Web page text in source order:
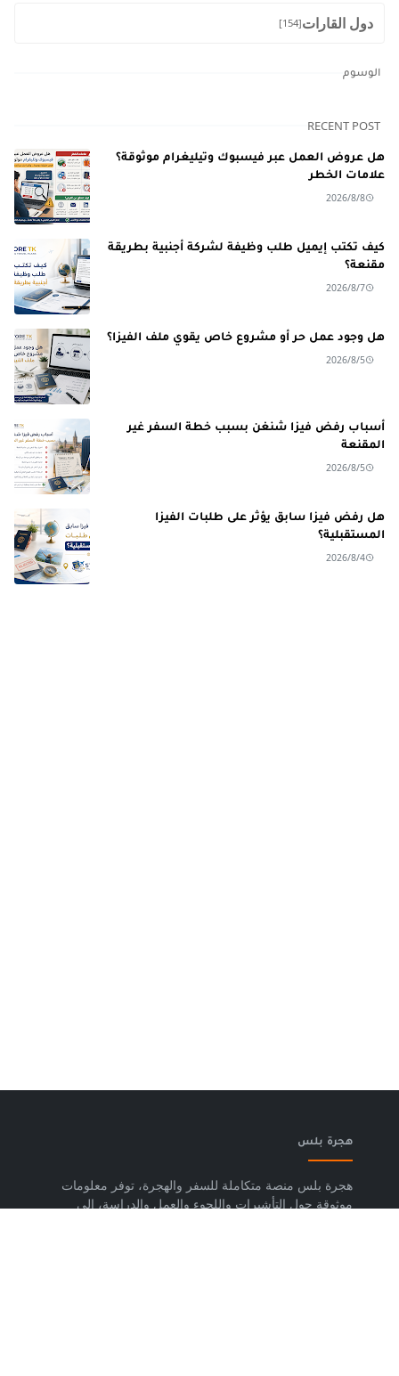
دول القارات[154]
الوسوم
RECENT POST
هل عروض العمل عبر فيسبوك وتيليغرام موثوقة؟
علامات الخطر
2026/8/8
كيف تكتب إيميل طلب وظيفة لشركة أجنبية بطريقة
مقنعة؟
2026/8/7
هل وجود عمل حر أو مشروع خاص يقوي ملف الفيزا؟
2026/8/5
أسباب رفض فيزا شنغن بسبب خطة السفر غير
المقنعة
2026/8/5
هل رفض فيزا سابق يؤثر على طلبات الفيزا
المستقبلية؟
2026/8/4
هجرة بلس
هجرة بلس منصة متكاملة للسفر والهجرة، توفر معلومات
موثوقة حول التأشيرات واللجوء والعمل والدراسة، إلى